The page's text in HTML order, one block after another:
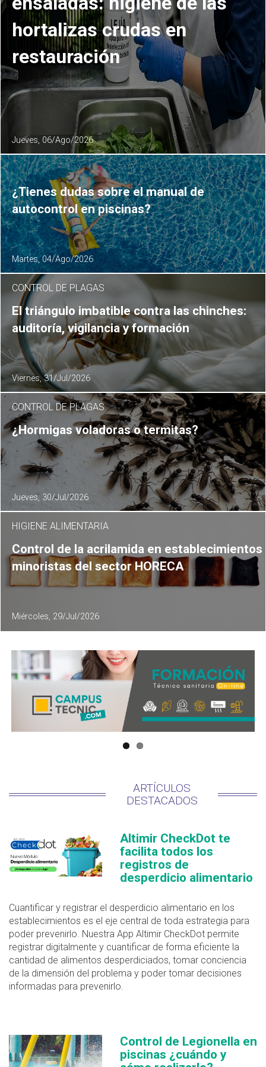
hortalizas crudas en
restauración
Jueves, 06/Ago/2026
¿Tienes dudas sobre el manual de
autocontrol en piscinas?
Martes, 04/Ago/2026
CONTROL DE PLAGAS
El triángulo imbatible contra las chinches:
auditoría, vigilancia y formación
Viernes, 31/Jul/2026
CONTROL DE PLAGAS
¿Hormigas voladoras o termitas?
Jueves, 30/Jul/2026
HIGIENE ALIMENTARIA
Control de la acrilamida en establecimientos
minoristas del sector HORECA
Miércoles, 29/Jul/2026
ARTÍCULOS
DESTACADOS
Altimir CheckDot te
facilita todos los
registros de
desperdicio alimentario
Cuantificar y registrar el desperdicio alimentario en los
establecimientos es el eje central de toda estrategia para
poder prevenirlo. Nuestra App Altimir CheckDot permite
registrar digitalmente y cuantificar de forma eficiente la
cantidad de alimentos desperdiciados, tomar conciencia
de la dimensión del problema y poder tomar decisiones
informadas para prevenirlo.
Control de Legionella en
piscinas ¿cuándo y